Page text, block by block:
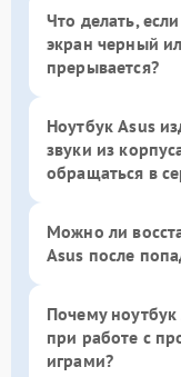
Что делать,
экран черный
прерывается?
Ноутбук Asus
звуки из
обращаться в
Можно ли
Asus после
Почему
при работе с
играми?